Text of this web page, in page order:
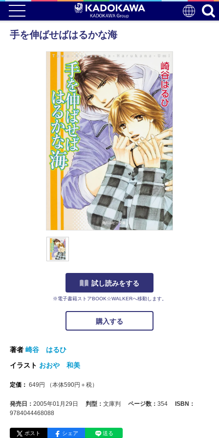
手を伸ばせばはるかな海
試し読みをする
※電子書籍ストアBOOK☆WALKERへ移動します。
購入する
著者 崎谷 はるひ
イラスト おおや 和美
定価： 649 円 （本体590円＋税）
発売日： 2005年01月29日 判型： 文庫判 ページ数： 354
ISBN：
9784044468088
ポスト シェア 送る